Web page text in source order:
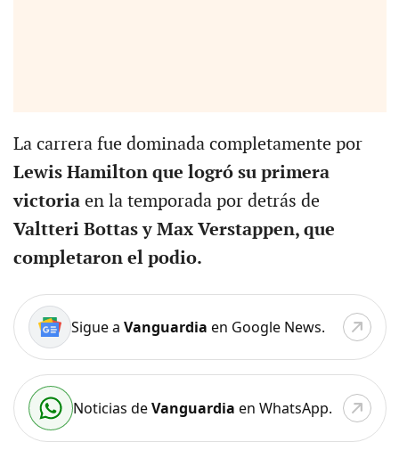
La carrera fue dominada completamente por
Lewis Hamilton que logró su primera
victoriaen la temporada por detrás de
Valtteri Bottas y Max Verstappen, que
completaron el podio.
Sigue a Vanguardia en Google News.
Noticias deVanguardia en WhatsApp.